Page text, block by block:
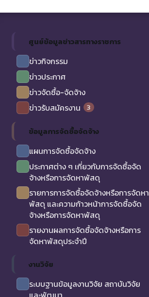
ศูนย์ข้อมูลข่าวสารทางราชการ
ข่าวกิจกรรม
ข่าวประกาศ
ข่าวจัดซื้อ-จัดจ้าง
ข่าวรับสมัครงาน
3
ข้อมูลการจัดซื้อจัดจ้าง
แผนการจัดซื้อจัดจ้าง
ประกาศต่าง ๆ เกี่ยวกับการจัดซื้อจัด
จ้างหรือการจัดหาพัสดุ
รายการการจัดซื้อจัดจ้างหรือการจัดหา
พัสดุ และความก้าวหน้าการจัดซื้อจัด
จ้างหรือการจัดหาพัสดุ
รายงานผลการจัดซื้อจัดจ้างหรือการ
จัดหาพัสดุประจำปี
งานวิจัย
ระบบฐานข้อมูลงานวิจัย สถาบันวิจัย